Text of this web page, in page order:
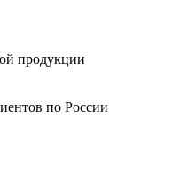
продукции
по России